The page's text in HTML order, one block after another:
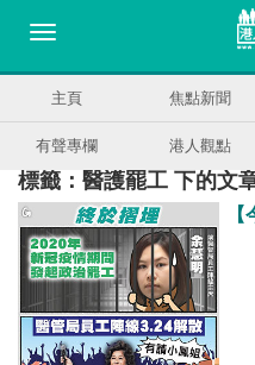
主頁 焦點新聞
有聲專欄 港人觀點
標籤：醫護罷工 下的文